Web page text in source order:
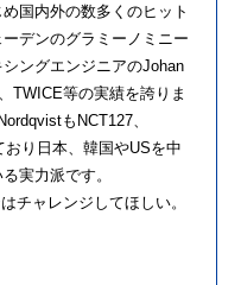
め国内外の数多くのヒット
デンのグラミーノミニー
ングエンジニアのJohan
TWICE等の実績を誇りま
もNCT127、
り日本、韓国やUSを中
実力派です。
チャレンジしてほしい。